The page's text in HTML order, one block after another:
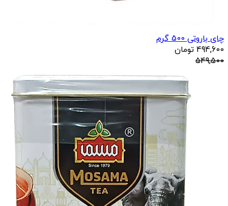
چای باروتی 500 گرم
494,600 تومان
549,500